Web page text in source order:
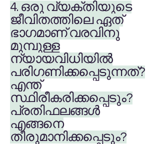
4. ഒരു വ്യക്തിയുടെ
ജീവിതത്തിലെ ഏത്
ഭാഗമാണ് വരവിനു
മുമ്പുള്ള
ന്യായവിധിയിൽ
പരിഗണിക്കപ്പെടുന്നത്?
എന്ത്
സ്ഥിരീകരിക്കപ്പെടും?
പ്രതിഫലങ്ങൾ
എങ്ങനെ
തീരുമാനിക്കപ്പെടും?